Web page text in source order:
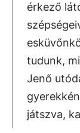
érkező
tudunk,
Jenő
játszva,